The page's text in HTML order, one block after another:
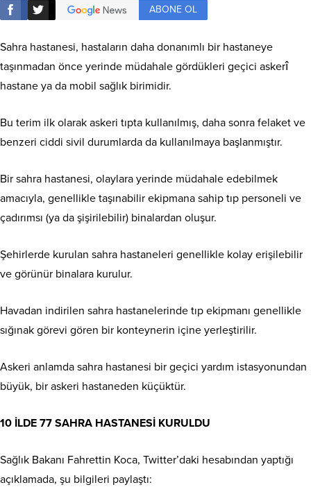
ABONE OL
Sahra hastanesi, hastaların daha donanımlı bir hastaneye
taşınmadan önce yerinde müdahale gördükleri geçici askerî
hastane ya da mobil sağlık birimidir.
Bu terim ilk olarak askeri tıpta kullanılmış, daha sonra felaket ve
benzeri ciddi sivil durumlarda da kullanılmaya başlanmıştır.
Bir sahra hastanesi, olaylara yerinde müdahale edebilmek
amacıyla, genellikle taşınabilir ekipmana sahip tıp personeli ve
çadırımsı (ya da şişirilebilir) binalardan oluşur.
Şehirlerde kurulan sahra hastaneleri genellikle kolay erişilebilir
ve görünür binalara kurulur.
Havadan indirilen sahra hastanelerinde tıp ekipmanı genellikle
sığınak görevi gören bir konteynerin içine yerleştirilir.
Askeri anlamda sahra hastanesi bir geçici yardım istasyonundan
büyük, bir askeri hastaneden küçüktür.
10 İLDE 77 SAHRA HASTANESİ KURULDU
Sağlık Bakanı Fahrettin Koca, Twitter’daki hesabından yaptığı
açıklamada, şu bilgileri paylaştı: